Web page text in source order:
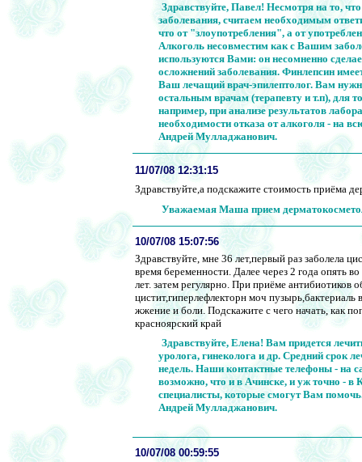
Здравствуйте, Павел! Несмотря на то,
заболевания, считаем необходимым
что от "злоупотребления", а от
Алкоголь несовместим как с Вашим
используются Вами: он несомненно
осложнений заболевания. Финлепсин
Ваш лечащий врач-эпилептолог. Вам
остальным врачам (терапевту и т.п), для
например, при анализе результатов
необходимости отказа от алкоголя - на
Андрей Мулладжанович.
11/07/08 12:31:15
Здравствуйте,а подскажите стоимость приёма
Уважаемая Маша прием
10/07/08 15:07:56
Здравствуйте, мне 36 лет,первый раз заболела
время беременности. Далее через 2 года опять
лет. затем регулярно. При приёме
цистит,гиперлефлекторн моч
жжение и боли. Подскажите с чего начать, как
красноярский край
Здравствуйте, Елена! Вам придется
уролога, гинеколога и др. Средний срок
недель. Наши контактные телефоны - на
возможно, что и в Ачинске, и уж точно - в
специалисты, которые смогут Вам
Андрей Мулладжанович.
10/07/08 00:59:55